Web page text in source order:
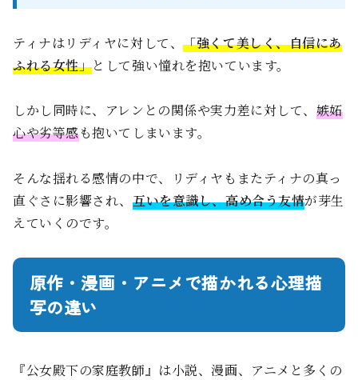
ティナはリディヤに対して、「強くて美しく、自信にあ
ふれる女性」として強い憧れを抱いています。
しかし同時に、アレンとの関係や実力差に対して、 嫉妬
心や劣等感も抱いてしまいます。
そんな揺れる感情の中で、リディヤもまたティナの真っ
直ぐさに影響され、互いを意識し、高め合う友情が芽生
えていくのです。
原作・漫画・アニメで描かれる心理描
写の違い
『公女殿下の家庭教師』は小説、漫画、アニメと多くの